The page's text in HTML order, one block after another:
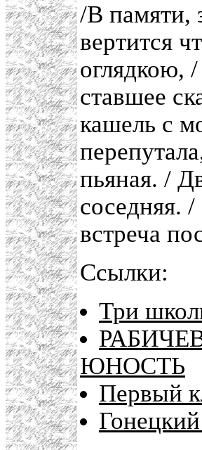
/В памяти,
вертится
оглядкою,
ставшее
кашель с
пьяная. /
соседняя.
встреча
Ссылки:
Три
ЮНОСТЬ
Первый